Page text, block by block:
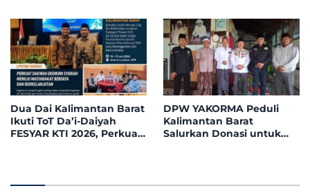
Pusat
Kabupaten Landak
Dua Dai Kalimantan Barat
Ikuti ToT Da’i-Daiyah
FESYAR KTI 2026, Perkuat
DPW YAKORMA Peduli
Kalimantan Barat
Salurkan Donasi untuk